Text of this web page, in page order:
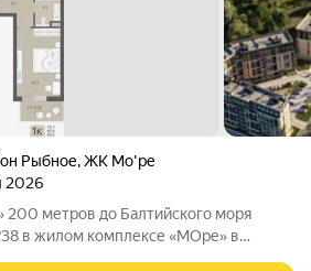
Рыбное,ЖК Мо'ре
2026
в жилом комплексе «МОре» в